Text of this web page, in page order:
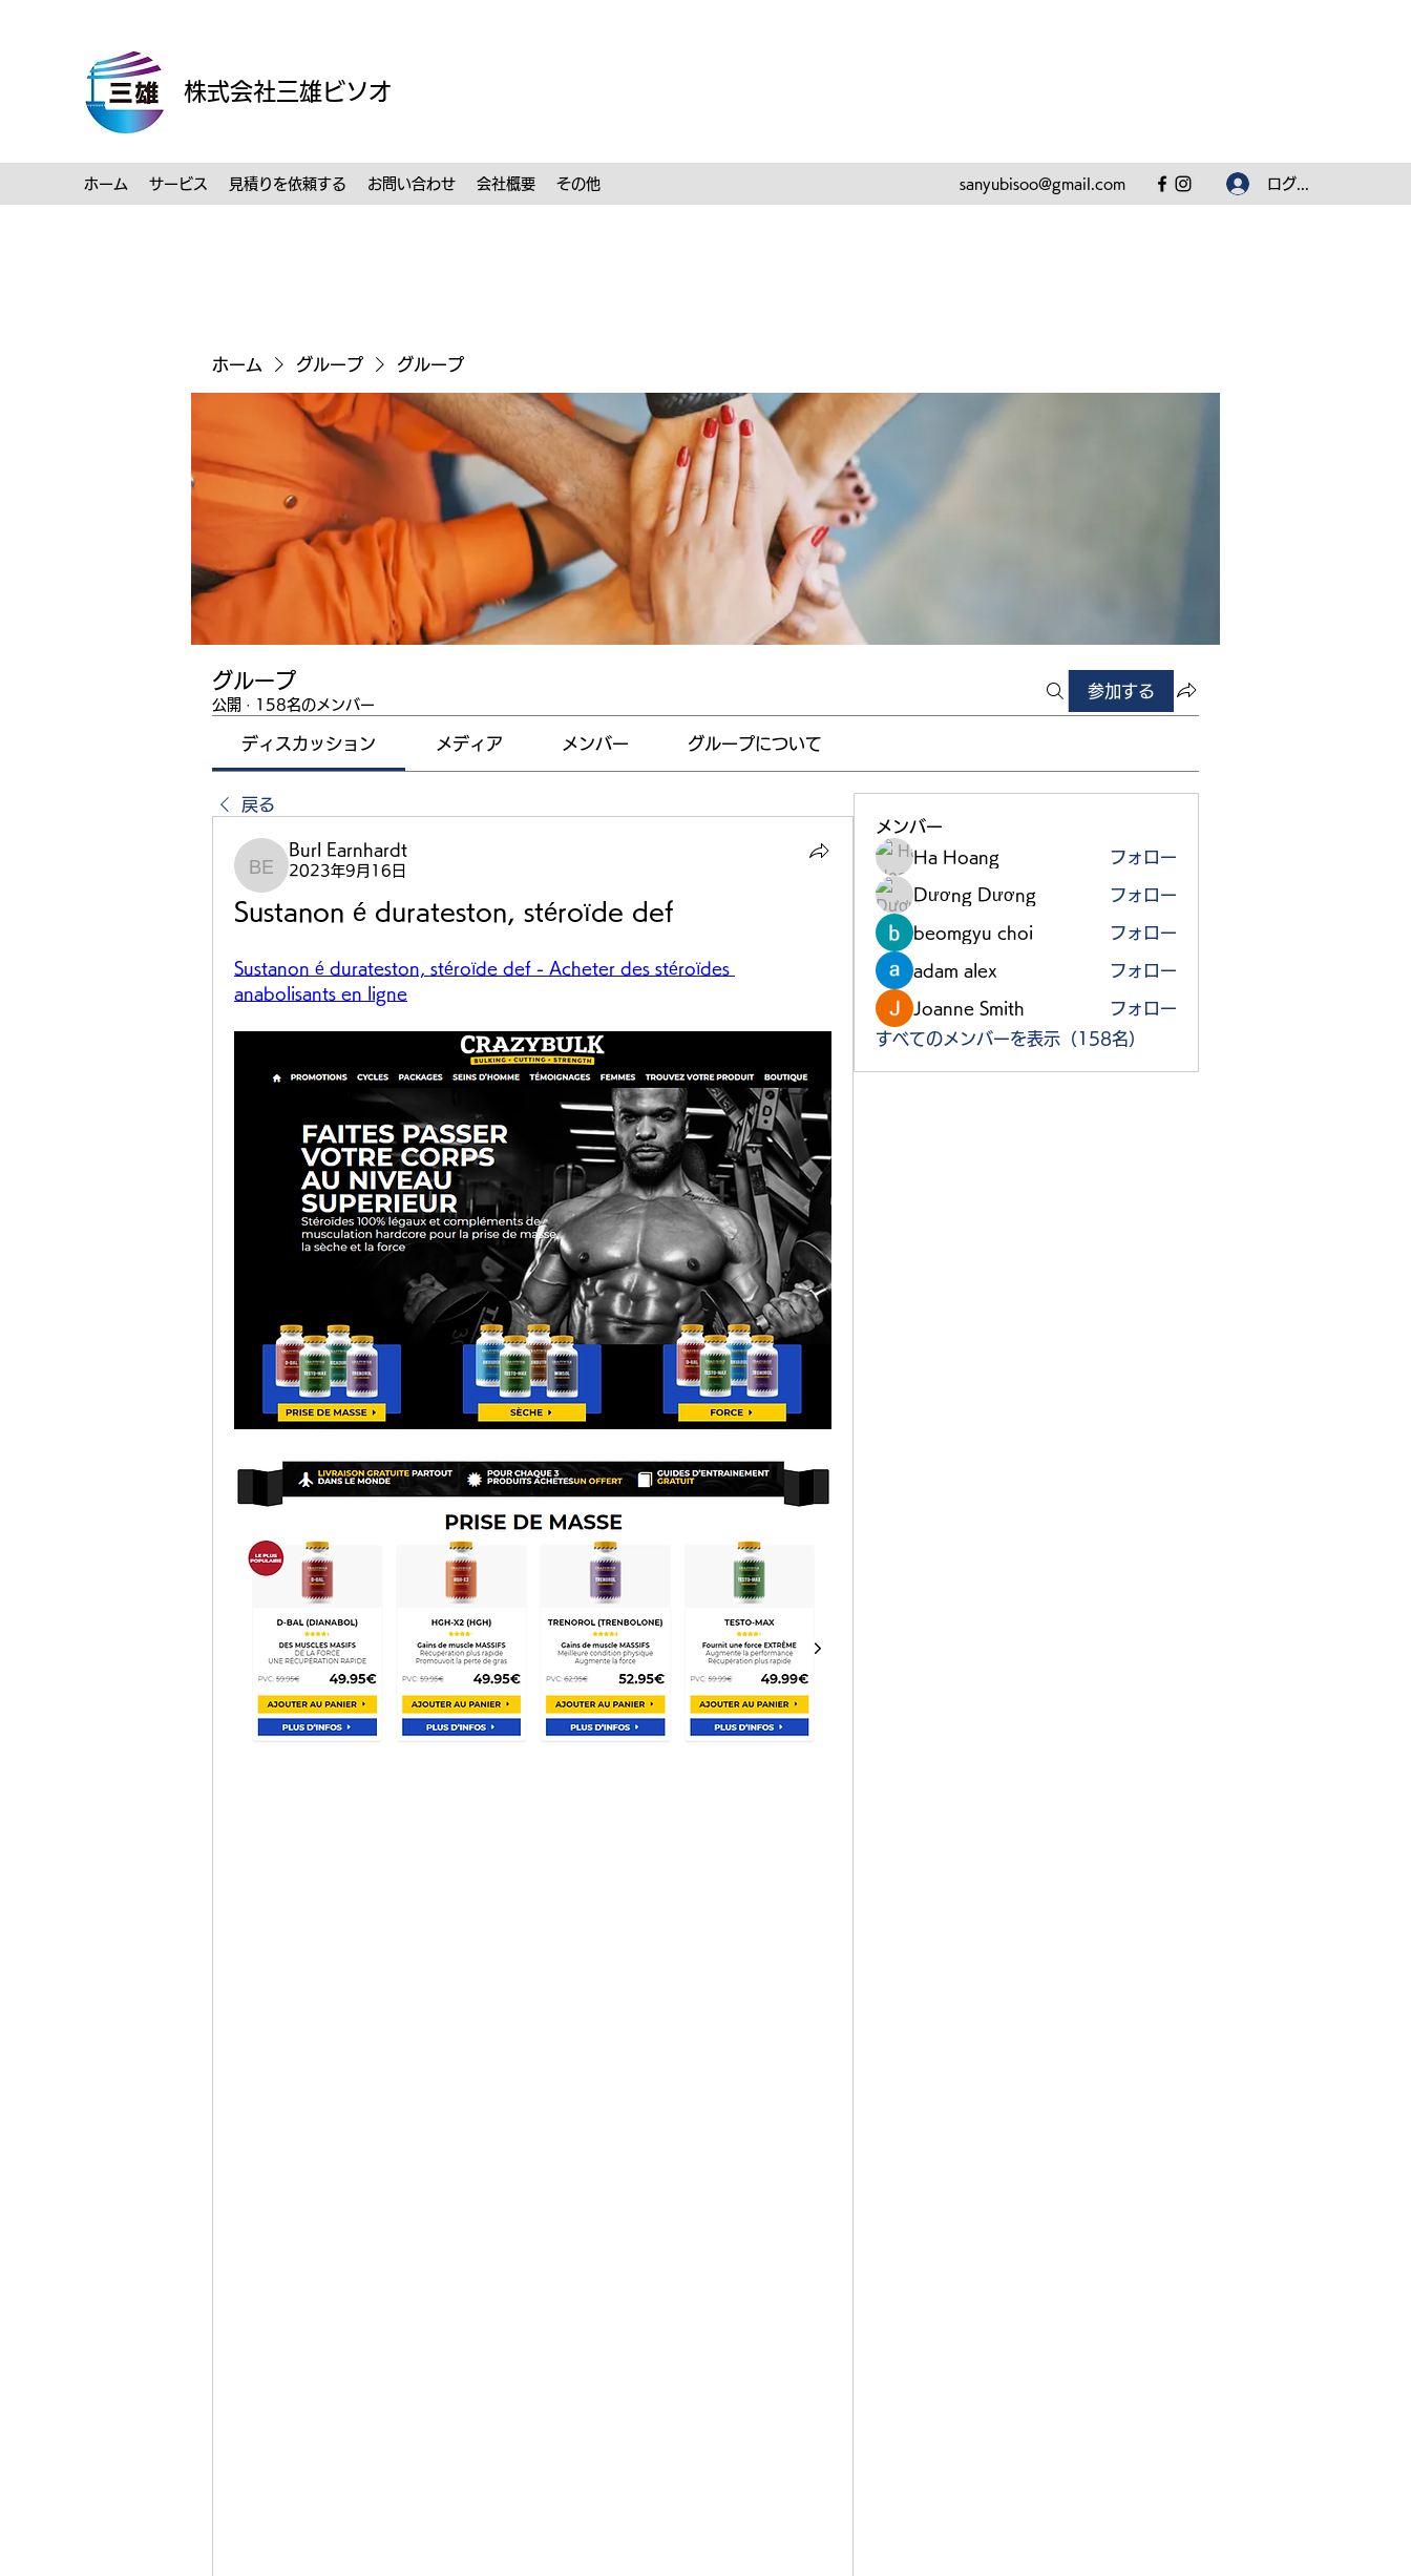
株式会社三雄ビソオ
ホーム サービス 見積りを依頼する お問い合わせ 会社概要 その他 sanyubisoo@gmail.com ログイン
ホーム グループ グループ
グループ
公開 · 158名のメンバー
参加する
ディスカッション メディア メンバー グループについて
戻る
Burl Earnhardt
Burl Earnhardt
2023年9月16日
Sustanon é durateston, stéroïde def
Sustanon é durateston, stéroïde def - Acheter des stéroïdes
anabolisants en ligne
メンバー
Ha Hoang
フォロー
Dương Dương フォロー
beomgyu choi フォロー
adam alex フォロー
Joanne Smith
フォロー
すべてのメンバーを表示（158名）